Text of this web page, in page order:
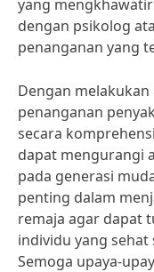
yang
dengan psikolog
penanganan yang
Dengan
penanganan
secara
dapat mengurangi
pada generasi
penting dalam
remaja agar dapat
individu yang
Semoga upaya-